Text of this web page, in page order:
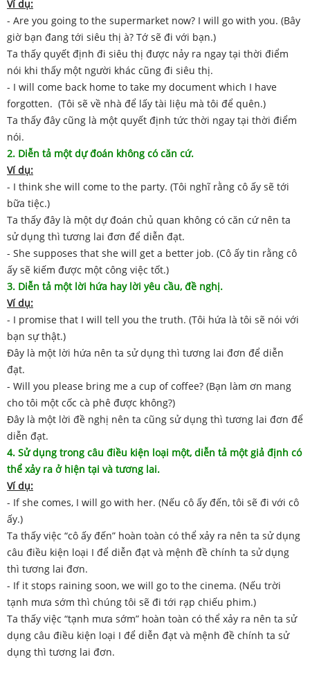
Ví dụ:
- Are you going to the supermarket now? I will go with you. (Bây
giờ bạn đang tới siêu thị à? Tớ sẽ đi với bạn.)
Ta thấy quyết định đi siêu thị được nảy ra ngay tại thời điểm
nói khi thấy một người khác cũng đi siêu thị.
- I will come back home to take my document which I have
forgotten. (Tôi sẽ về nhà để lấy tài liệu mà tôi để quên.)
Ta thấy đây cũng là một quyết định tức thời ngay tại thời điểm
nói.
2. Diễn tả một dự đoán không có căn cứ.
Ví dụ:
- I think she will come to the party. (Tôi nghĩ rằng cô ấy sẽ tới
bữa tiệc.)
Ta thấy đây là một dự đoán chủ quan không có căn cứ nên ta
sử dụng thì tương lai đơn để diễn đạt.
- She supposes that she will get a better job. (Cô ấy tin rằng cô
ấy sẽ kiếm được một công việc tốt.)
3. Diễn tả một lời hứa hay lời yêu cầu, đề nghị.
Ví dụ:
- I promise that I will tell you the truth. (Tôi hứa là tôi sẽ nói với
bạn sự thật.)
Đây là một lời hứa nên ta sử dụng thì tương lai đơn để diễn
đạt.
- Will you please bring me a cup of coffee? (Bạn làm ơn mang
cho tôi một cốc cà phê được không?)
Đây là một lời đề nghị nên ta cũng sử dụng thì tương lai đơn để
diễn đạt.
4. Sử dụng trong câu điều kiện loại một, diễn tả một giả định có
thể xảy ra ở hiện tại và tương lai.
Ví dụ:
- If she comes, I will go with her. (Nếu cô ấy đến, tôi sẽ đi với cô
ấy.)
Ta thấy việc “cô ấy đến” hoàn toàn có thể xảy ra nên ta sử dụng
câu điều kiện loại I để diễn đạt và mệnh đề chính ta sử dụng
thì tương lai đơn.
- If it stops raining soon, we will go to the cinema. (Nếu trời
tạnh mưa sớm thì chúng tôi sẽ đi tới rạp chiếu phim.)
Ta thấy việc “tạnh mưa sớm” hoàn toàn có thể xảy ra nên ta sử
dụng câu điều kiện loại I để diễn đạt và mệnh đề chính ta sử
dụng thì tương lai đơn.